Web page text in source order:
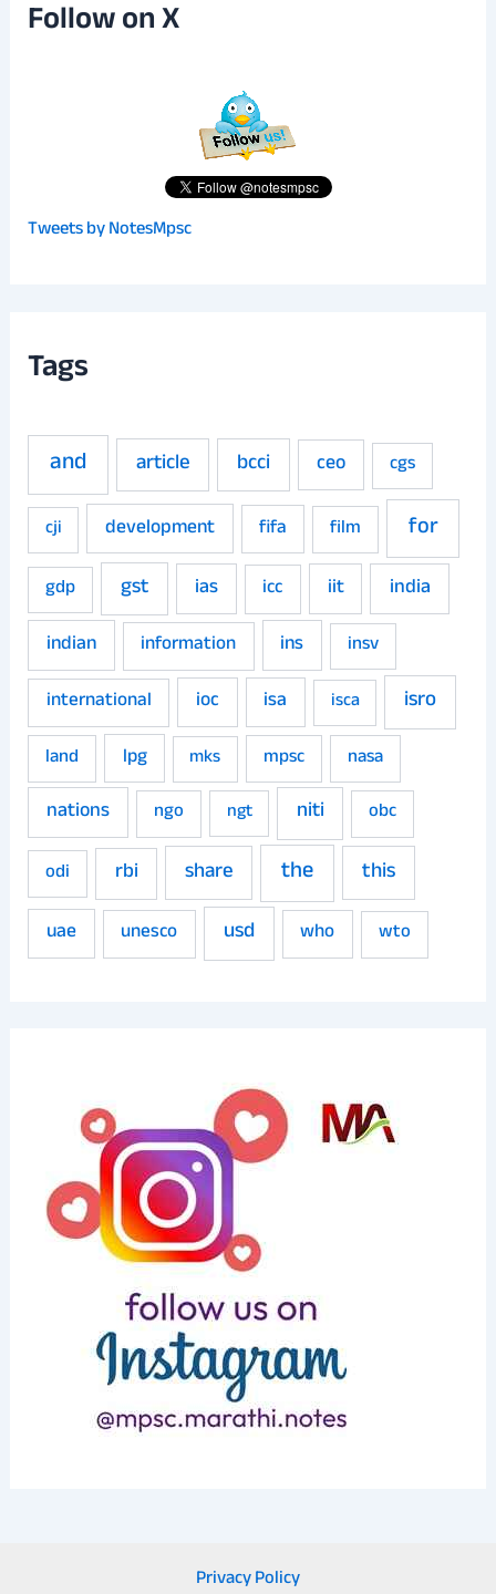
Follow on X
Tweets by NotesMpsc
Tags
and article bcci ceo cgs
cji development fifa film for
gdp gst ias icc iit
india
indian
information ins
insv
international
ioc isa isca isro
land lpg mks mpsc nasa
nations ngo ngt niti
obc
odi
rbi share the this
uae unesco usd who wto
Privacy Policy